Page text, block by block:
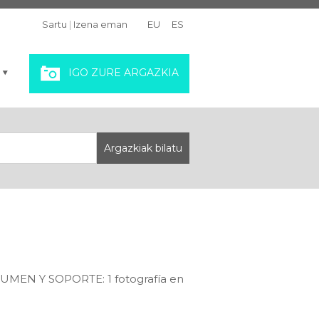
Sartu | Izena eman EU ES
IGO ZURE ARGAZKIA
Y SOPORTE: 1 fotografía en